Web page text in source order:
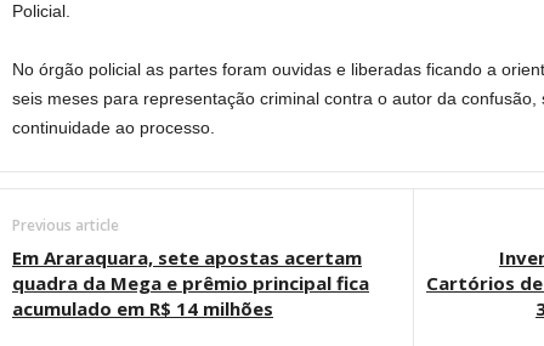
Policial.
No órgão policial as partes foram ouvidas e liberadas ficando a
seis meses para representação criminal contra o autor da
continuidade ao processo.
Previous article
Em Araraquara, sete apostas acertam
quadra da Mega e prêmio principal fica
acumulado em R$ 14 milhões
Cartórios